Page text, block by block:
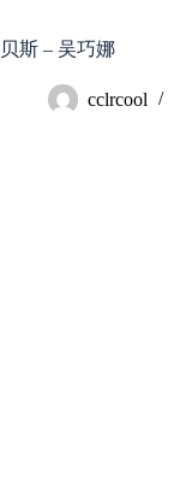
至
内
贝斯 – 吴巧娜
cclrcool